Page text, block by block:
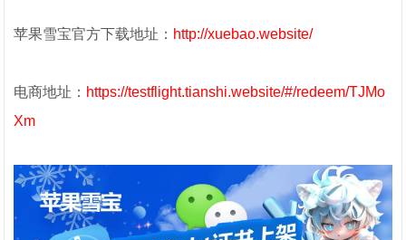
苹果雪宝官方下载地址： http://xuebao.website/
电商地址： https://testflight.tianshi.website/#/redeem/TJMo
Xm